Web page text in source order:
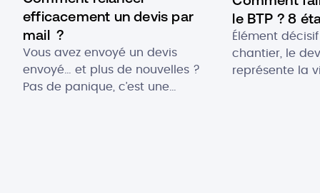
efficacement un devis par
mail ?
Vous avez envoyé un devis
envoyé… et plus de nouvelles ?
Pas de panique, c’est une
le BTP ? 8
Élément
chantier, le
représente la